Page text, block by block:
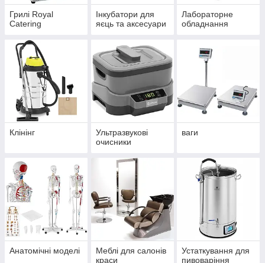
Грилі Royal
Catering
Інкубатори для
яєць та аксесуари
Лабораторне
обладнання
Клінінг
Ультразвукові
очисники
ваги
Анатомічні моделі
Меблі для салонів
краси
Устаткування для
пивоваріння